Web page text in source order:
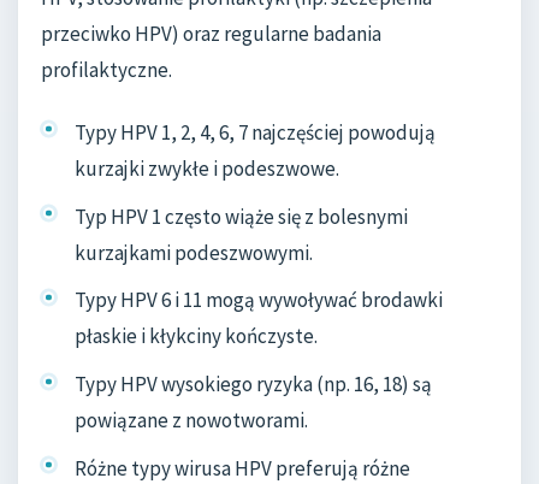
przeciwko HPV) oraz regularne badania
profilaktyczne.
Typy HPV 1, 2, 4, 6, 7 najczęściej powodują
kurzajki zwykłe i podeszwowe.
Typ HPV 1 często wiąże się z bolesnymi
kurzajkami podeszwowymi.
Typy HPV 6 i 11 mogą wywoływać brodawki
płaskie i kłykciny kończyste.
Typy HPV wysokiego ryzyka (np. 16, 18) są
powiązane z nowotworami.
Różne typy wirusa HPV preferują różne